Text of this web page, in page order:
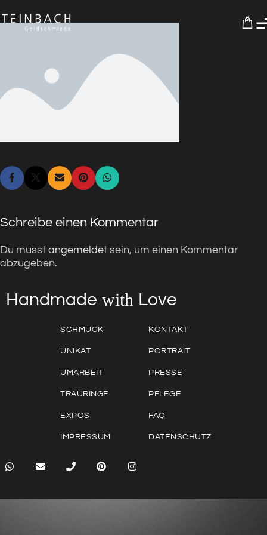
0
Schreibe einen Kommentar
Du musst angemeldet sein, um einen Kommentar
abzugeben.
Handmade with Love
SCHMUCK
UNIKAT
UMARBEIT
TRAURINGE
EXPOS
IMPRESSUM
KONTAKT
PORTRAIT
PRESSE
PFLEGE
FAQ
DATENSCHUTZ